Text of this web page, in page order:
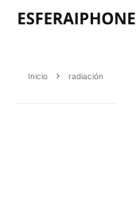
Inicio radiación